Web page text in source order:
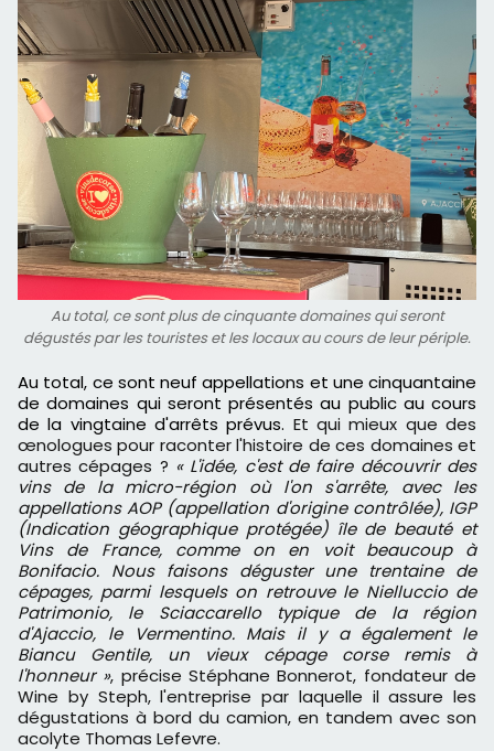
Au total, ce sont plus de cinquante domaines qui seront
dégustés par les touristes et les locaux au cours de leur périple.
Au total, ce sont neuf appellations et une cinquantaine
de domaines qui seront présentés au public au cours
de la vingtaine d'arrêts prévus. Et qui mieux que des
œnologues pour raconter l'histoire de ces domaines et
autres cépages ? « L'idée, c'est de faire découvrir des
vins de la micro-région où l'on s'arrête, avec les
appellations AOP (appellation d'origine contrôlée), IGP
(Indication géographique protégée) île de beauté et
Vins de France, comme on en voit beaucoup à
Bonifacio. Nous faisons déguster une trentaine de
cépages, parmi lesquels on retrouve le Nielluccio de
Patrimonio, le Sciaccarello typique de la région
d'Ajaccio, le Vermentino. Mais il y a également le
Biancu Gentile, un vieux cépage corse remis à
l'honneur », précise Stéphane Bonnerot, fondateur de
Wine by Steph, l'entreprise par laquelle il assure les
dégustations à bord du camion, en tandem avec son
acolyte Thomas Lefevre.